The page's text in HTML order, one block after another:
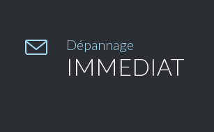
 Dépannage
IMMEDIAT